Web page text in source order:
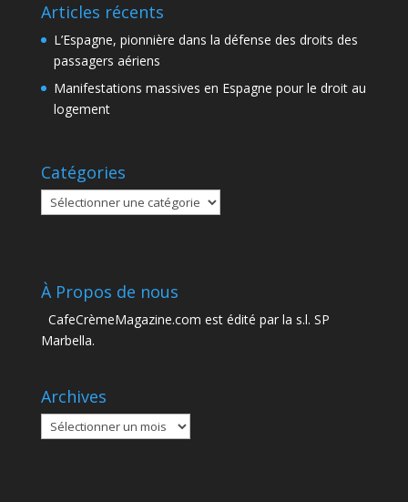
Articles récents
L’Espagne, pionnière dans la défense des droits des
passagers aériens
Manifestations massives en Espagne pour le droit au
logement
Catégories
Catégories
À Propos de nous
CafeCrèmeMagazine.com est édité par la s.l. SP
Marbella.
Archives
Archives